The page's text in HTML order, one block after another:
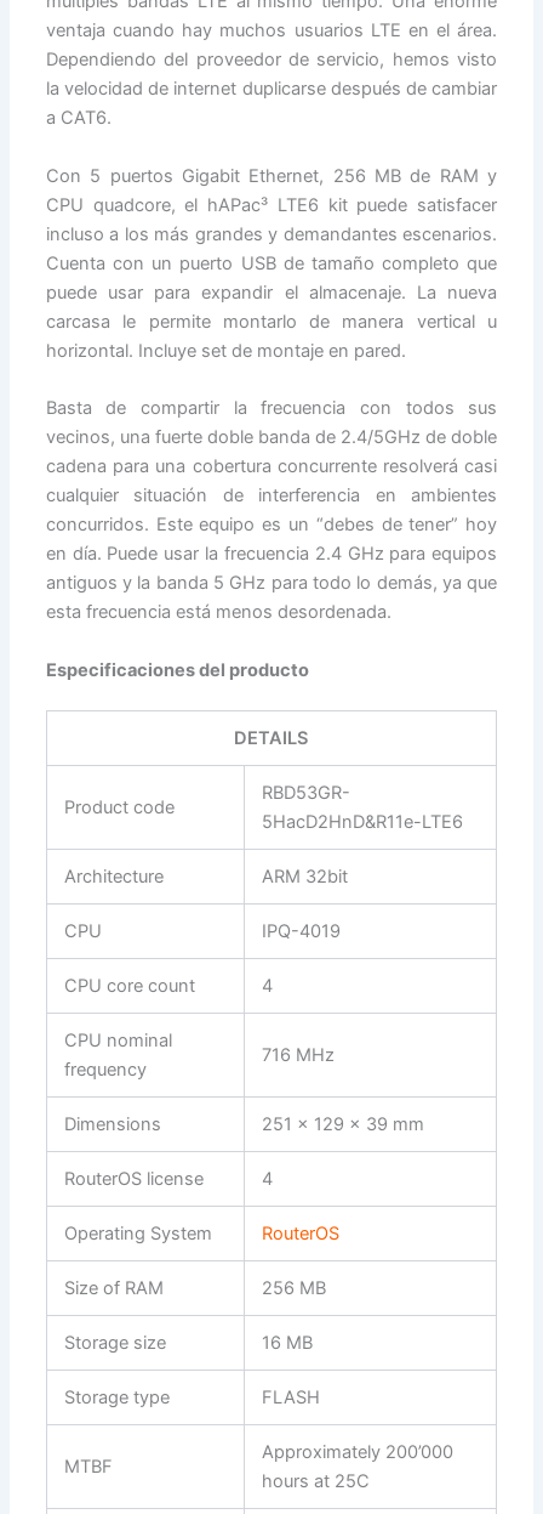
ventaja cuando hay muchos usuarios LTE en el área.
Dependiendo del proveedor de servicio, hemos visto
la velocidad de internet duplicarse después de cambiar
a CAT6.
Con 5 puertos Gigabit Ethernet, 256 MB de RAM y
CPU quadcore, el hAPac³ LTE6 kit puede satisfacer
incluso a los más grandes y demandantes escenarios.
Cuenta con un puerto USB de tamaño completo que
puede usar para expandir el almacenaje. La nueva
carcasa le permite montarlo de manera vertical u
horizontal. Incluye set de montaje en pared.
Basta de compartir la frecuencia con todos sus
vecinos, una fuerte doble banda de 2.4/5GHz de doble
cadena para una cobertura concurrente resolverá casi
cualquier situación de interferencia en ambientes
concurridos. Este equipo es un “debes de tener” hoy
en día. Puede usar la frecuencia 2.4 GHz para equipos
antiguos y la banda 5 GHz para todo lo demás, ya que
esta frecuencia está menos desordenada.
Especificaciones del producto
DETAILS
Product code
RBD53GR-
5HacD2HnD&R11e-LTE6
Architecture ARM 32bit
CPU IPQ-4019
CPU core count 4
CPU nominal
frequency
716 MHz
Dimensions 251 x 129 x 39 mm
RouterOS license 4
Operating System RouterOS
Size of RAM 256 MB
Storage size 16 MB
Storage type FLASH
MTBF
Approximately 200’000
hours at 25C